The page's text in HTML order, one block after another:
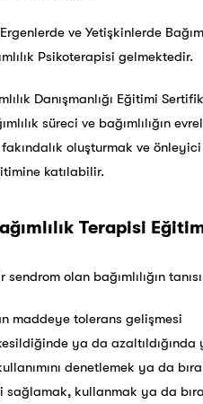
ve Yetişkinlerde
Psikoterapisi gelmektedir.
Danışmanlığı Eğitimi
süreci ve bağımlılığın
oluşturmak ve
katılabilir.
Terapisi
olan bağımlılığın
maddeye tolerans gelişmesi
ya da
denetlemek ya da
sağlamak, kullanmak ya da